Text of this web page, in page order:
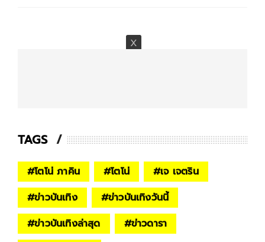
TAGS
#โตโน่ ภาคิน #โตโน่ #เจ เจตริน
#ข่าวบันเทิง #ข่าวบันเทิงวันนี้
#ข่าวบันเทิงล่าสุด #ข่าวดารา